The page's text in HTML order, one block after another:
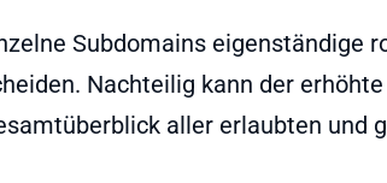
Subdomains eigenständige
Nachteilig kann der
aller erlaubten und